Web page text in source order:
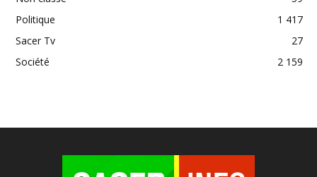
Politique
1 417
Sacer Tv
27
Société
2 159